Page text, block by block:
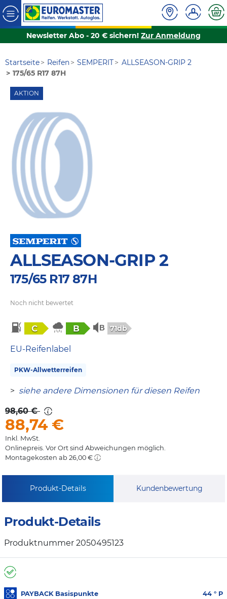
Newsletter Abo - 20 € sichern! Zur Anmeldung
Startseite Reifen SEMPERIT
ALLSEASON-GRIP 2
175/65 R17 87H
AKTION
ALLSEASON-GRIP 2
175/65 R17 87H
Noch nicht bewertet
C B 71db
EU-Reifenlabel
PKW-Allwetterreifen
> siehe andere Dimensionen für diesen Reifen
98,60 €
88,74€
Inkl. MwSt.
Onlinepreis. Vor Ort sind Abweichungen möglich.
Montagekosten ab 26,00 €
Produkt-Details Kundenbewertung
Produkt-Details
Produktnummer 2050495123
PAYBACK Basispunkte 44 ° P